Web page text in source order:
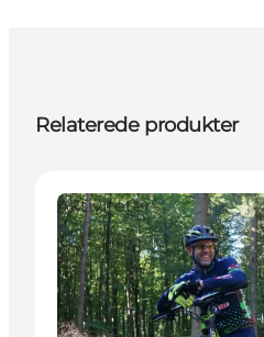
Relaterede produkter
Aktiviteter